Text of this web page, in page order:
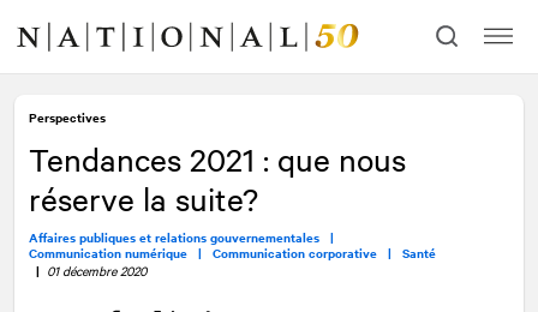
contenu
navigation
Perspectives
Tendances 2021 : que nous
réserve la suite?
Affaires publiques et relations gouvernementales |
Communication numérique | Communication corporative | Santé
| 01 décembre 2020